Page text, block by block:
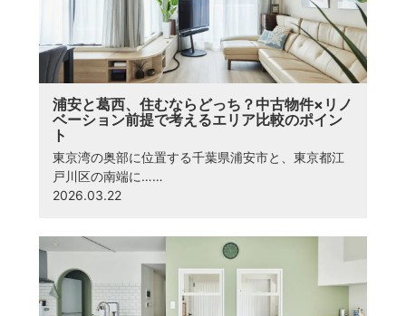
浦安と葛西、住むならどっち？中古物件×リノ
ベーション前提で考えるエリア比較のポイン
ト
東京湾の奥部に位置する千葉県浦安市と、東京都江
戸川区の南端に……
2026.03.22